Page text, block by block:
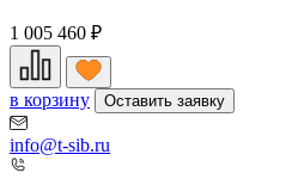
1 005 460 ₽
в корзину Оставить заявку
info@t-sib.ru